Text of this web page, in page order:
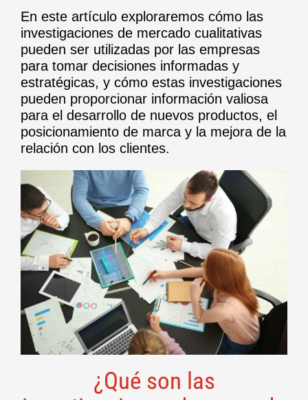
En este artículo exploraremos cómo las
investigaciones de mercado cualitativas
pueden ser utilizadas por las empresas
para tomar decisiones informadas y
estratégicas, y cómo estas investigaciones
pueden proporcionar información valiosa
para el desarrollo de nuevos productos, el
posicionamiento de marca y la mejora de la
relación con los clientes.
¿Qué son las